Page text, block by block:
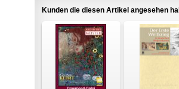
Kunden die diesen Artikel angesehen